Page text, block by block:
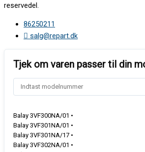
reservedel.
86250211
salg@repart.dk
Balay 3VF300NA/01 •
Balay 3VF301NA/01 •
Balay 3VF301NA/17 •
Balay 3VF302NA/01 •